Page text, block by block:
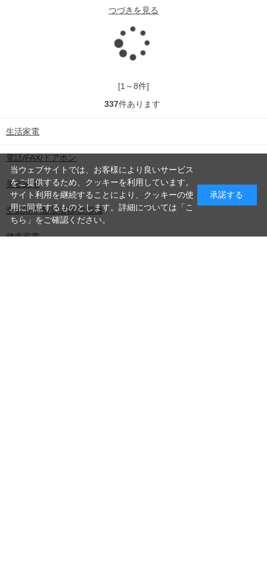
つづきを見る
み
込
み
[1～8件]
337件あります
生活家電
電話/FAX/ドアホン
美容家電
空気清浄機/加湿器/除湿機
健康家電
当ウェブサイトでは、お客様により良いサービス
をご提供するため、クッキーを利用しています。
サイト利用を継続することにより、クッキーの使
用に同意するものとします。詳細については「 こ
ちら 」をご確認ください。
承諾する